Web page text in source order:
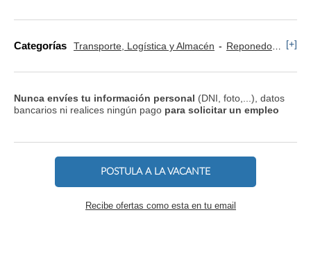
Categorías Transporte, Logística y Almacén Reponedor y Cajero [+]
Nunca envíes tu información personal (DNI, foto,...), datos
bancarios ni realices ningún pago para solicitar un empleo
POSTULA A LA VACANTE
Recibe ofertas como esta en tu email